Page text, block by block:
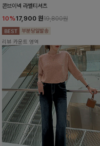
콘브이넥 라벨티셔츠
10%17,900 원19,800원
리뷰 카운트 영역